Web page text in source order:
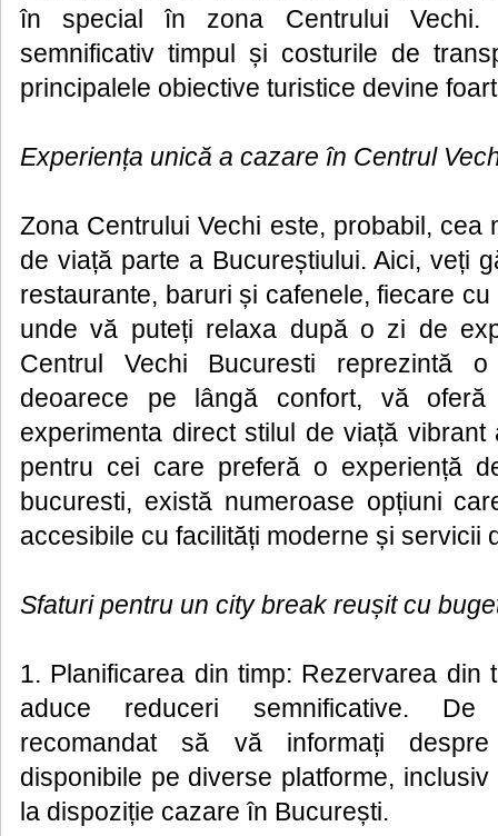
în special în zona Centrului Vechi.
semnificativ timpul și costurile de
principalele obiective turistice devine
Experiența unică a cazare în Centrul
Zona Centrului Vechi este, probabil, cea
de viață parte a Bucureștiului. Aici, veți
restaurante, baruri și cafenele, fiecare
unde vă puteți relaxa după o zi de
Centrul Vechi Bucuresti reprezintă
deoarece pe lângă confort, vă
experimenta direct stilul de viață vibrant
pentru cei care preferă o experiență
bucuresti, există numeroase opțiuni
accesibile cu facilități moderne și servicii
Sfaturi pentru un city break reușit cu
1. Planificarea din timp: Rezervarea din
aduce reduceri semnificative. De
recomandat să vă informați
disponibile pe diverse platforme,
la dispoziție cazare în București.